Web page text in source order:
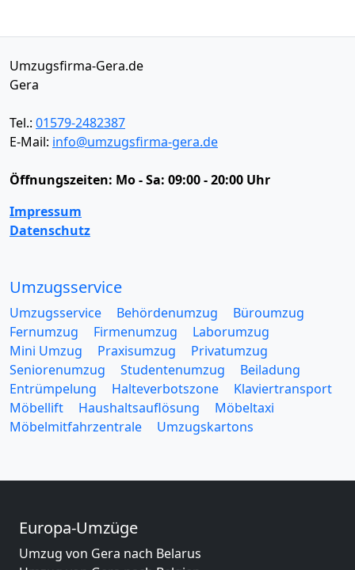
Umzugsfirma-Gera.de
Gera
Tel.: 01579-2482387
E-Mail: info@umzugsfirma-gera.de
Öffnungszeiten: Mo - Sa: 09:00 - 20:00 Uhr
Impressum
Datenschutz
Umzugsservice
Umzugsservice Behördenumzug
Büroumzug
Fernumzug
Firmenumzug
Laborumzug
Mini Umzug
Praxisumzug
Privatumzug
Seniorenumzug
Studentenumzug
Beiladung
Entrümpelung
Halteverbotszone
Klaviertransport
Möbellift
Haushaltsauflösung
Möbeltaxi
Möbelmitfahrzentrale
Umzugskartons
Europa-Umzüge
Umzug von Gera nach Belarus